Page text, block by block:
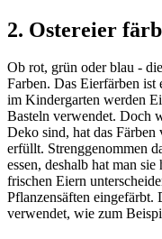
2. Ostereier
Ob rot, grün oder blau -
Farben. Das Eierfärben
im Kindergarten werden
Basteln verwendet. Doch
Deko sind, hat das
erfüllt. Strenggenommen
essen, deshalb hat man
frischen Eiern
Pflanzensäften eingefärbt.
verwendet, wie zum